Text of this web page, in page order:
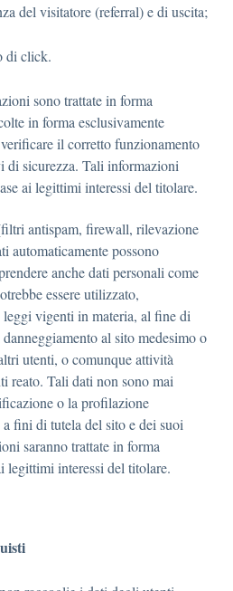
del visitatore (referral) e di uscita;
di click.
sono trattate in forma
in forma esclusivamente
il corretto funzionamento
di sicurezza. Tali informazioni
ai legittimi interessi del titolare.
antispam, firewall, rilevazione
automaticamente possono
anche dati personali come
essere utilizzato,
leggi vigenti in materia, al fine di
al sito medesimo o
utenti, o comunque attività
reato. Tali dati non sono mai
o la profilazione
a fini di tutela del sito e dei suoi
saranno trattate in forma
legittimi interessi del titolare.